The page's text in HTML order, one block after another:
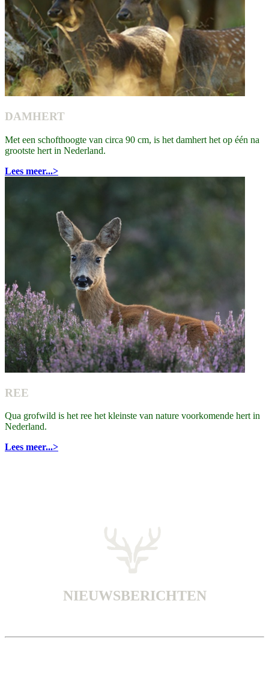
DAMHERT
Met een schofthoogte van circa 90 cm, is het damhert het op één na
grootste hert in Nederland.
Lees meer...>
REE
Qua grofwild is het ree het kleinste van nature voorkomende hert in
Nederland.
Lees meer...>
NIEUWSBERICHTEN